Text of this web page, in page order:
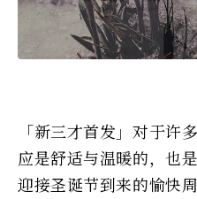
「新三才首发」对于许
应是舒适与温暖的，也
迎接圣诞节到来的愉快